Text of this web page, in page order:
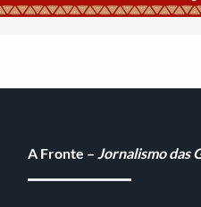
A Fronte – Jornalismo das